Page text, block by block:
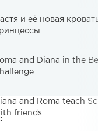
и её новая
and Diana in the
and Roma teach
friends